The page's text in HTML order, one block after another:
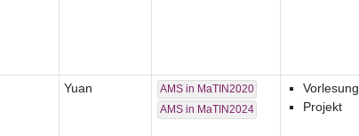
Yuan
AMS in MaTIN2020
AMS in MaTIN2024
Vorlesung
Projekt